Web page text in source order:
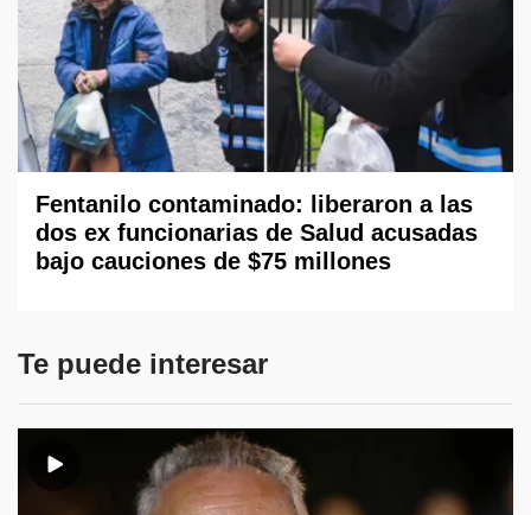
Fentanilo contaminado: liberaron a las
dos ex funcionarias de Salud acusadas
bajo cauciones de $75 millones
Te puede interesar